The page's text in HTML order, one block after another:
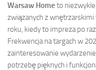
Warsaw Home to
związanych z
roku, kiedy to impreza po
Frekwencja na targach w
zainteresowanie
potrzebę pięknych i